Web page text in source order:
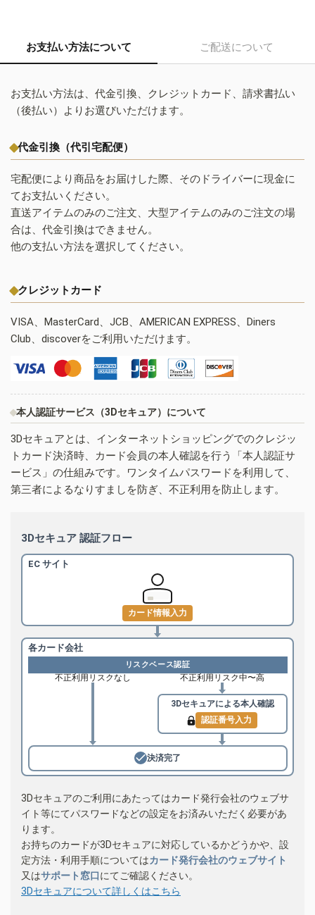
お支払い方法について ご配送について
お支払い方法は、代金引換、クレジットカード、請求書払い
（後払い）よりお選びいただけます。
代金引換（代引宅配便）
宅配便により商品をお届けした際、そのドライバーに現金に
てお支払いください。
直送アイテムのみのご注文、大型アイテムのみのご注文の場
合は、代金引換はできません。
他の支払い方法を選択してください。
クレジットカード
VISA、MasterCard、JCB、AMERICAN EXPRESS、Diners
Club、discoverをご利用いただけます。
本人認証サービス（3Dセキュア）について
3Dセキュアとは、インターネットショッピングでのクレジッ
トカード決済時、カード会員の本人確認を行う「本人認証サ
ービス」の仕組みです。ワンタイムパスワードを利用して、
第三者によるなりすましを防ぎ、不正利用を防止します。
3Dセキュア 認証フロー
EC サイト
カード情報入力
各カード会社
リスクベース認証
不正利用リスクなし 不正利用リスク中〜高
3Dセキュアによる本人確認
認証番号入力
決済完了
3Dセキュアのご利用にあたってはカード発行会社のウェブサ
イト等にてパスワードなどの設定をお済みいただく必要があ
ります。
お持ちのカードが3Dセキュアに対応しているかどうかや、設
定方法・利用手順についてはカード発行会社のウェブサイト
又はサポート窓口にてご確認ください。
3Dセキュアについて詳しくはこちら